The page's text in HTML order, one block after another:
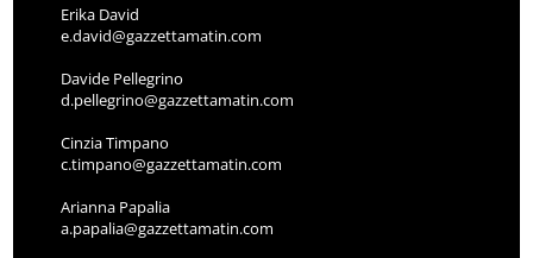
Erika David
e.david@gazzettamatin.com
Davide Pellegrino
d.pellegrino@gazzettamatin.com
Cinzia Timpano
c.timpano@gazzettamatin.com
Arianna Papalia
a.papalia@gazzettamatin.com